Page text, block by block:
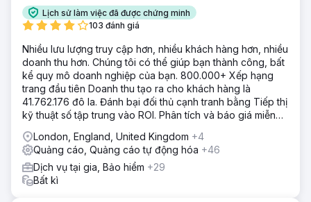
Lịch sử làm việc đã được chứng minh
103 đánh giá
Nhiều lưu lượng truy cập hơn, nhiều khách hàng hơn, nhiều
doanh thu hơn. Chúng tôi có thể giúp bạn thành công, bất
kể quy mô doanh nghiệp của bạn. 800.000+ Xếp hạng
trang đầu tiên Doanh thu tạo ra cho khách hàng là
41.762.176 đô la. Đánh bại đối thủ cạnh tranh bằng Tiếp thị
kỹ thuật số tập trung vào ROI. Phân tích và báo giá miễn
London, England, United Kingdom +4
Quảng cáo, Quảng cáo tự động hóa +46
Dịch vụ tại gia, Bảo hiểm +29
Bất kì